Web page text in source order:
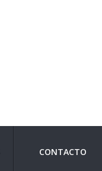
CONTACTO